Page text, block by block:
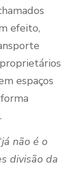
efeito,
espaços
.
já não é o
divisão da